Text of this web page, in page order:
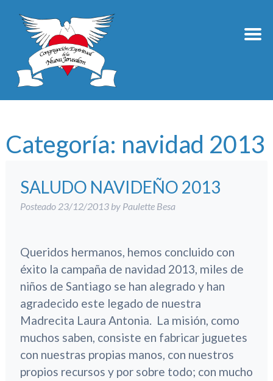
Categoría: navidad 2013
SALUDO NAVIDEÑO 2013
Posteado 23/12/2013 by Paulette Besa
Queridos hermanos, hemos concluido con
éxito la campaña de navidad 2013, miles de
niños de Santiago se han alegrado y han
agradecido este legado de nuestra
Madrecita Laura Antonia. La misión, como
muchos saben, consiste en fabricar juguetes
con nuestras propias manos, con nuestros
propios recursos y por sobre todo; con mucho